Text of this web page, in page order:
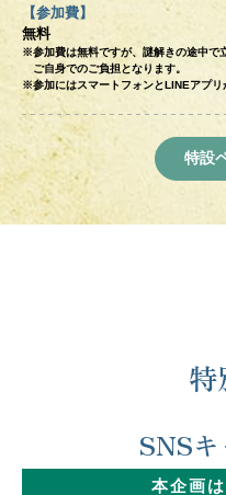
【参加費】
無料
※参加費は無料ですが、謎解きの途中で
ご自身でのご負担となります。
※参加にはスマートフォンとLINEアプリ
特設
特
SNS
本企画